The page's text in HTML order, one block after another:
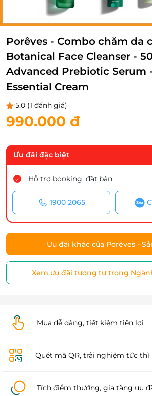
Porêves - Combo chăm da
Botanical Face Cleanser -
Advanced Prebiotic Serum
Essential Cream
5.0 (1 đánh giá)
990.000 đ
Ưu đãi đặc biệt
Hỗ trợ booking, đặt bàn
1900 2065
Ưu đãi khác của Porêves -
Xem ưu đãi tương tự trong
Mua dễ dàng, tiết kiệm tiện lợi
Quét mã QR, trải nghiệm tức thì
Tích điểm thưởng, gia tăng ưu